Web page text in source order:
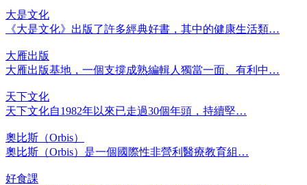
大是文化
《大是文化》出版了許多經典好書，其中的健康生活類…
大雁出版
大雁出版基地，一個支撐成熟編輯人獨當一面、有利中…
天下文化
天下文化自1982年以來已走過30個年頭，持續堅…
奧比斯（Orbis）
奧比斯（Orbis）是一個國際性非營利醫療教育組…
好食課